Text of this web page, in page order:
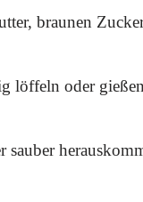
braunen
löffeln oder